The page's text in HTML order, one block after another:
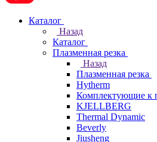
Каталог
Назад
Каталог
Плазменная резка
Назад
Плазменная резка
Hytherm
Комплектующие к
KJELLBERG
Thermal Dynamic
Beverly
Jiusheng